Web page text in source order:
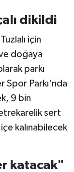
dikildi
için
ve doğaya
parkı
Spor Parkı'nda
9 bin
sert
kalınabilecek
katacak"